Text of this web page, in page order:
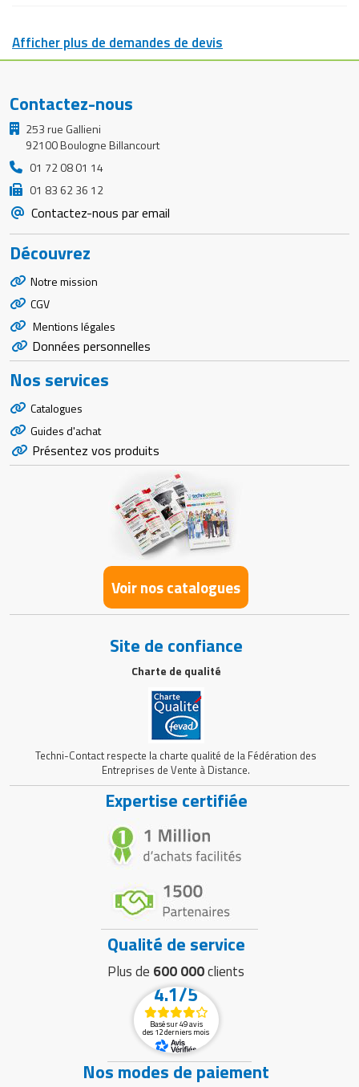
Afficher plus de demandes de devis
Contactez-nous
253 rue Gallieni
92100 Boulogne Billancourt
01 72 08 01 14
01 83 62 36 12
Contactez-nous par email
Découvrez
Notre mission
CGV
Mentions légales
Données personnelles
Nos services
Catalogues
Guides d'achat
Présentez vos produits
Voir nos catalogues
Site de confiance
Charte de qualité
Techni-Contact respecte la charte qualité de la Fédération des
Entreprises de Vente à Distance.
Expertise certifiée
Qualité de service
Plus de 600 000clients
4.1/5
Basé sur 49 avis
des 12 derniers mois
Nos modes de paiement